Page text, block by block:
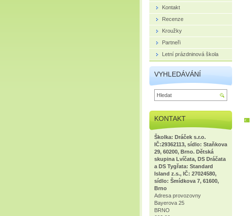
Kontakt
Recenze
Kroužky
Partneři
Letní prázdninová škola
VYHLEDÁVÁNÍ
KONTAKT
Školka: Dráček s.r.o.
IČ:29362113, sídlo: Staňkova
29, 60200, Brno. Dětská
skupina Lvíčata, DS Dráčata
a DS Tygřata: Standard
Island z.s., IČ: 27024580,
sídlo: Šmídkova 7, 61600,
Brno
Adresa provozovny
Bayerova 25
BRNO